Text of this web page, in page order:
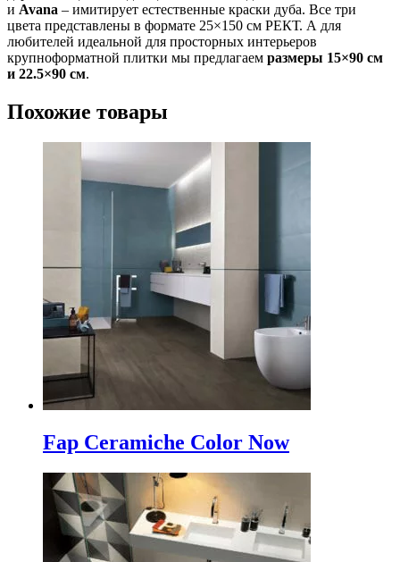
и Avana – имитирует естественные краски дуба. Все три
цвета представлены в формате 25×150 см РЕКТ. А для
любителей идеальной для просторных интерьеров
крупноформатной плитки мы предлагаем размеры 15×90 см
и 22.5×90 см.
Похожие товары
Fap Ceramiche Color Now